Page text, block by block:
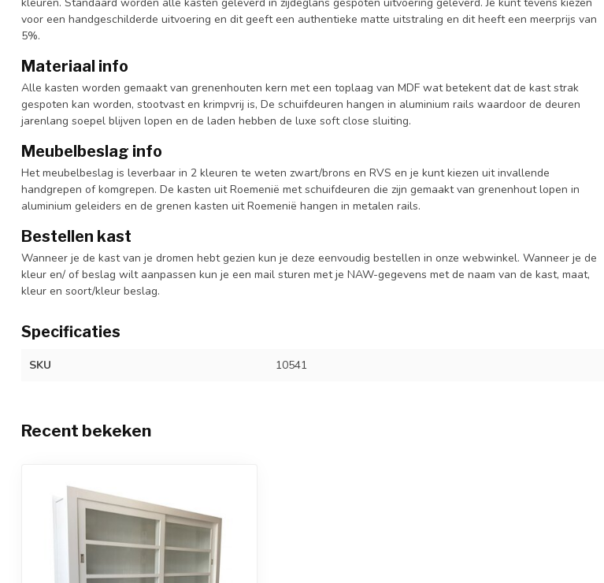
kleuren. Standaard worden alle kasten geleverd in zijdeglans gespoten uitvoering geleverd. Je kunt tevens kiezen
voor een handgeschilderde uitvoering en dit geeft een authentieke matte uitstraling en dit heeft een meerprijs van
5%.
Materiaal info
Alle kasten worden gemaakt van grenenhouten kern met een toplaag van MDF wat betekent dat de kast strak
gespoten kan worden, stootvast en krimpvrij is, De schuifdeuren hangen in aluminium rails waardoor de deuren
jarenlang soepel blijven lopen en de laden hebben de luxe soft close sluiting.
Meubelbeslag info
Het meubelbeslag is leverbaar in 2 kleuren te weten zwart/brons en RVS en je kunt kiezen uit invallende
handgrepen of komgrepen. De kasten uit Roemenië met schuifdeuren die zijn gemaakt van grenenhout lopen in
aluminium geleiders en de grenen kasten uit Roemenië hangen in metalen rails.
Bestellen kast
Wanneer je de kast van je dromen hebt gezien kun je deze eenvoudig bestellen in onze webwinkel. Wanneer je de
kleur en/ of beslag wilt aanpassen kun je een mail sturen met je NAW-gegevens met de naam van de kast, maat,
kleur en soort/kleur beslag.
Specificaties
SKU 10541
Recent bekeken